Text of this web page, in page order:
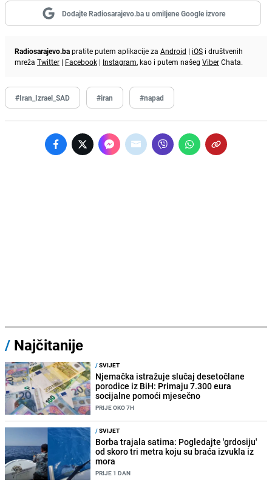
Dodajte Radiosarajevo.ba u omiljene Google izvore
Radiosarajevo.bapratite putem aplikacije za Android | iOS i društvenih
mreža Twitter | Facebook | Instagram, kao i putem našeg ViberChata.
#Iran_Izrael_SAD #iran #napad
/ Najčitanije
/SVIJET
Njemačka istražuje slučaj desetočlane
porodice iz BiH: Primaju 7.300 eura
socijalne pomoći mjesečno
PRIJE OKO 7H
/SVIJET
Borba trajala satima: Pogledajte 'grdosiju'
od skoro tri metra koju su braća izvukla iz
mora
PRIJE 1 DAN